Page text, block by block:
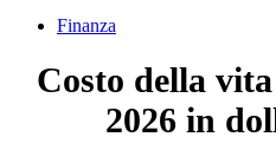
Finanza
Costo della
2026 in